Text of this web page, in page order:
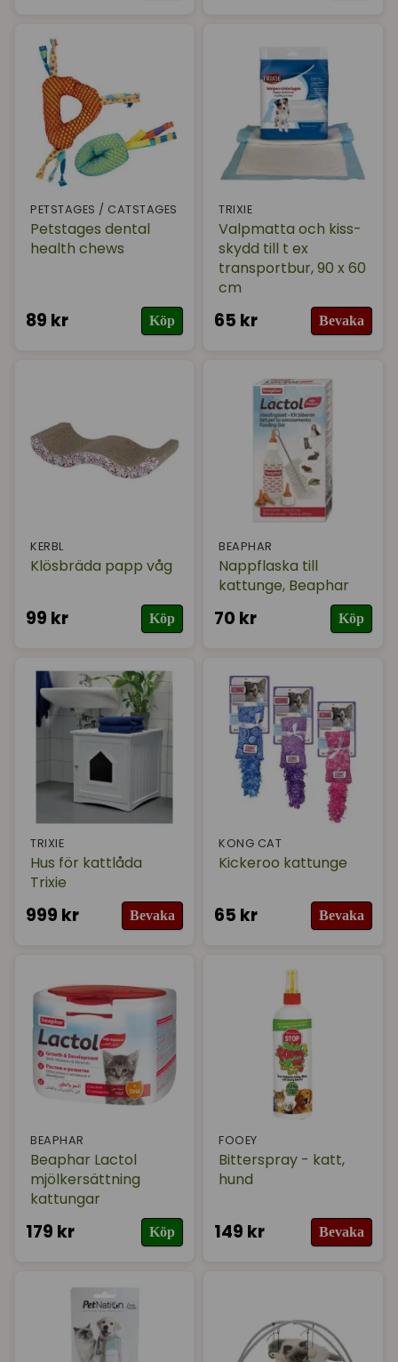
PETSTAGES / CATSTAGES
Petstages dental
health chews
89 kr Köp
TRIXIE
Valpmatta och kiss-
skydd till t ex
transportbur, 90 x 60
cm
65 kr Bevaka
KERBL
Klösbräda papp våg
99 kr Köp
BEAPHAR
Nappflaska till
kattunge, Beaphar
70 kr Köp
TRIXIE
Hus för kattlåda
Trixie
999 kr Bevaka
KONG CAT
Kickeroo kattunge
65 kr Bevaka
BEAPHAR
Beaphar Lactol
mjölkersättning
kattungar
179 kr Köp
FOOEY
Bitterspray - katt,
hund
149 kr Bevaka